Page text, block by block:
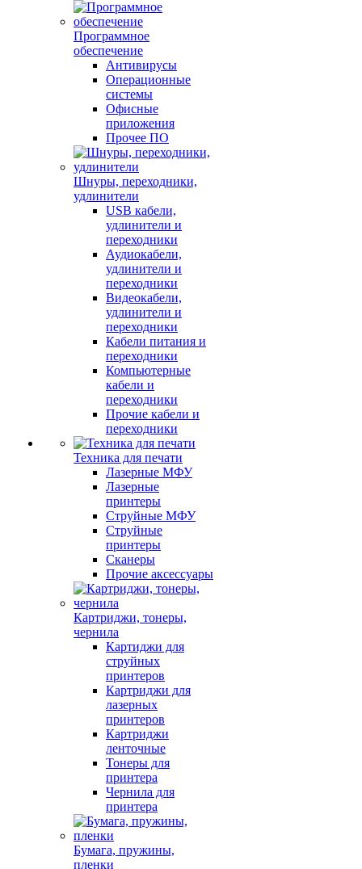
Программное
обеспечение
Антивирусы
Операционные
системы
Офисные
приложения
Прочее ПО
Шнуры, переходники,
удлинители
USB кабели,
удлинители и
переходники
Аудиокабели,
удлинители и
переходники
Видеокабели,
удлинители и
переходники
Кабели питания и
переходники
Компьютерные
кабели и
переходники
Прочие кабели и
переходники
Техника для печати
Лазерные МФУ
Лазерные
принтеры
Струйные МФУ
Струйные
принтеры
Сканеры
Прочие аксессуары
Картриджи, тонеры,
чернила
Картиджи для
струйных
принтеров
Картриджи для
лазерных
принтеров
Картриджи
ленточные
Тонеры для
принтера
Чернила для
принтера
Бумага, пружины,
пленки